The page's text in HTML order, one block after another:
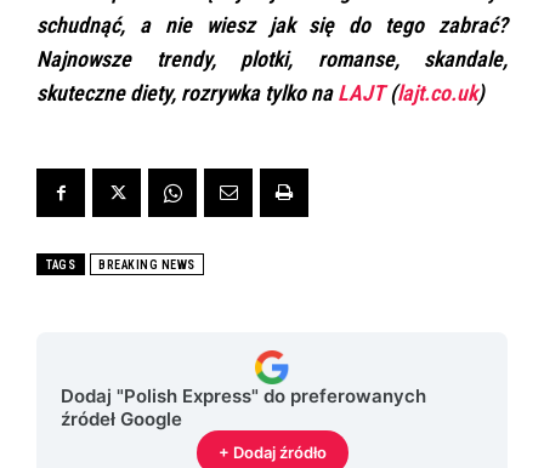
schudnąć, a nie wiesz jak się do tego zabrać?
Najnowsze trendy, plotki, romanse, skandale,
skuteczne diety, rozrywka tylko naLAJT(lajt.co.uk)
TAGS BREAKING NEWS
Dodaj "Polish Express" do preferowanych
źródeł Google
+ Dodaj źródło